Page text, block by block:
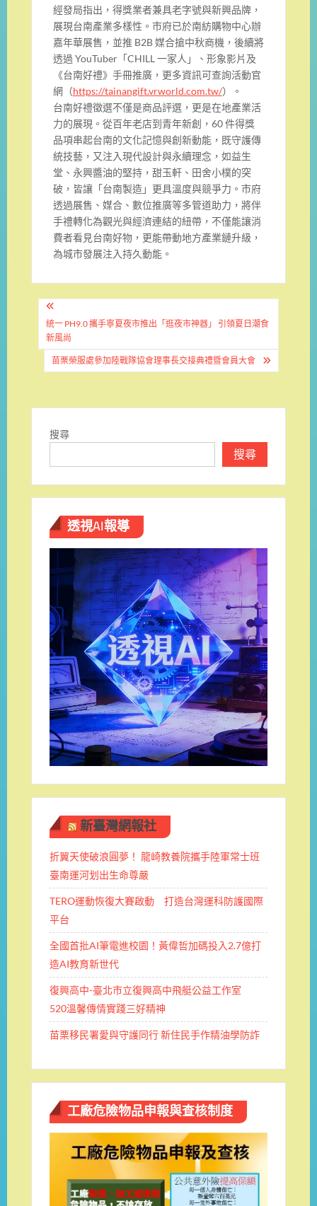
經發局指出，得獎業者兼具老字號與新興品牌，
展現台南產業多樣性。市府已於南紡購物中心辦
嘉年華展售，並推 B2B 媒合搶中秋商機，後續將
透過 YouTuber「CHILL 一家人」、形象影片及
《台南好禮》手冊推廣，更多資訊可查詢活動官
網（https://tainangift.vrworld.com.tw/）。
台南好禮徵選不僅是商品評選，更是在地產業活
力的展現。從百年老店到青年新創，60 件得獎
品項串起台南的文化記憶與創新動能，既守護傳
統技藝，又注入現代設計與永續理念，如益生
堂、永興醬油的堅持，甜玉軒、田舍小樸的突
破，皆讓「台南製造」更具溫度與競爭力。市府
透過展售、媒合、數位推廣等多管道助力，將伴
手禮轉化為觀光與經濟連結的紐帶，不僅能讓消
費者看見台南好物，更能帶動地方產業鏈升級，
為城市發展注入持久動能。
文
章
導
覽
統一 PH9.0 攜手寧夏夜市推出「逛夜市神器」 引領夏日潮食
新風尚
苗栗榮服處參加陸戰隊協會理事長交接典禮暨會員大會
搜尋
搜尋
透視AI報導
新臺灣網報社
折翼天使破浪圓夢！ 龍崎教養院攜手陸軍常士班 ​
臺南運河划出生命尊嚴
TERO運動恢復大賽啟動 打造台灣運科防護國際
平台
全國首批AI筆電進校園！黃偉哲加碼投入2.7億打
造AI教育新世代
復興高中-臺北市立復興高中飛艇公益工作室
520溫馨傳情實踐三好精神
苗栗移民署愛與守護同行 新住民手作精油學防詐
工廠危險物品申報與查核制度